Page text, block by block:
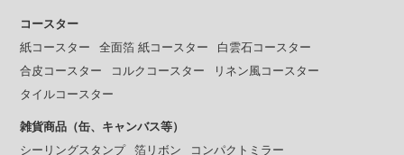
コースター
紙コースター
全面箔 紙コースター
白雲石コースター
合皮コースター
コルクコースター
リネン風コースター
タイルコースター
雑貨商品（缶、キャンバス等）
シーリングスタンプ
箔リボン
コンパクトミラー